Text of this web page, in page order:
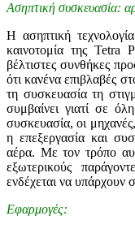
Aσηπτική συσκευασία:
Η ασηπτική
καινοτομία της Tetra
βέλτιστες συνθήκες
ότι κανένα επιβλαβές
τη συσκευασία τη
συμβαίνει γιατί σε
συσκευασία, οι
η επεξεργασία και
αέρα. Με τον τρόπο
εξωτερικούς
ενδέχεται να υπάρχουν
Εφαρμογές: